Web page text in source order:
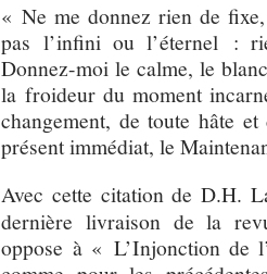
« Ne me donnez rien de
pas l’infini ou l’éternel :
Donnez-moi le calme, le
la froideur du moment
changement, de toute hâte
présent immédiat, le
Avec cette citation de D.H.
dernière livraison de la
oppose à « L’Injonction de